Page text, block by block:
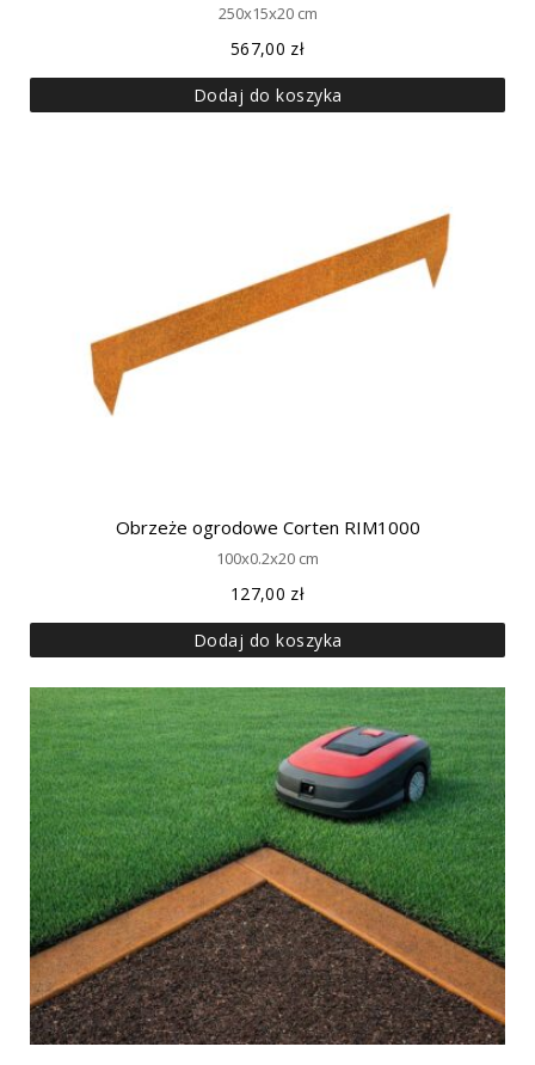
250x15x20 cm
567,00 zł
Dodaj do koszyka
Obrzeże ogrodowe Corten RIM1000
100x0.2x20 cm
127,00 zł
Dodaj do koszyka